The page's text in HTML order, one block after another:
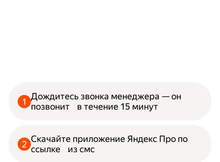
Дождитесь звонка менеджера — он
позвонит в течение 15 минут
Скачайте приложение Яндекс Про по
ссылке из смс